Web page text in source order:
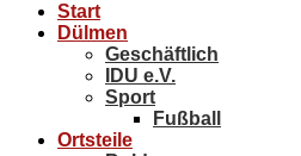
Start
Dülmen
Geschäftlich
IDU e.V.
Sport
Fußball
Ortsteile